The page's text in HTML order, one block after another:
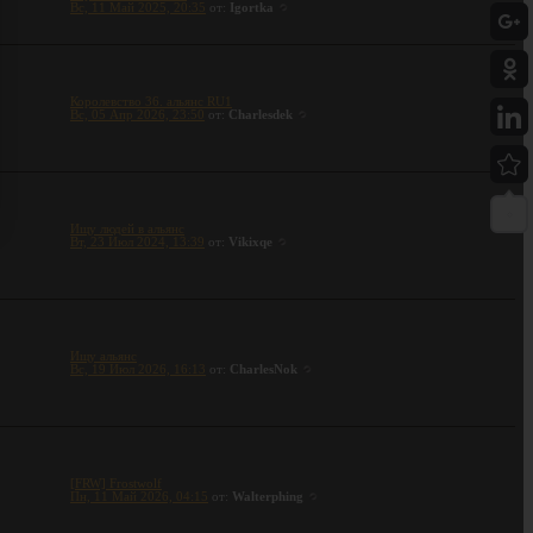
Вс, 11 Май 2025, 20:35
от: Igortka
Королевство 36. альянс RU1
от: Charlesdek
от: Vikixqe
от: CharlesNok
[FRW] Frostwolf
Пн, 11 Май 2026, 04:15
от: Walterphing